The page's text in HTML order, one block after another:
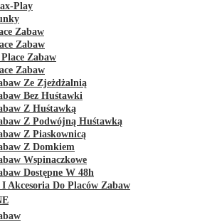
Play
Zabaw
Zabaw
Zabaw
Zabaw
Ze Zjeżdżalnią
Bez Huśtawki
Z Huśtawką
Z Podwójną Huśtawką
Z Piaskownicą
Z Domkiem
Wspinaczkowe
Dostępne W 48h
I Akcesoria Do Placów Zabaw